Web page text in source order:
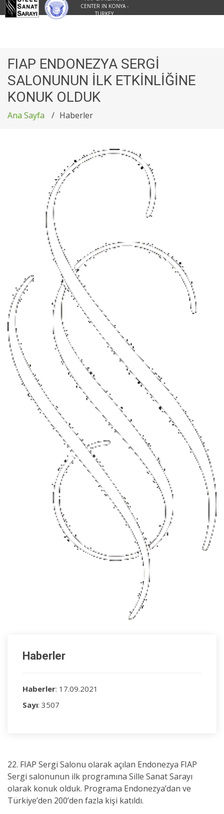
CENTER IN KONYA -
TURKEY
FIAP ENDONEZYA SERGİ
SALONUNUN İLK ETKİNLİĞİNE
KONUK OLDUK
Ana Sayfa Haberler
Haberler
Haberler: 17.09.2021
Sayı: 3507
22. FIAP Sergi Salonu olarak açılan Endonezya FIAP
Sergi salonunun ilk programına Sille Sanat Sarayı
olarak konuk olduk. Programa Endonezya’dan ve
Türkiye’den 200’den fazla kişi katıldı.